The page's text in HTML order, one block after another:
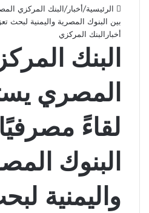
الرئيسية/أخبار/البنك المركزي
بين البنوك المصرية واليمنية لبحث
أخبار البنك المركزي
البنك
المصري
لقاءً
البنوك
واليمنية